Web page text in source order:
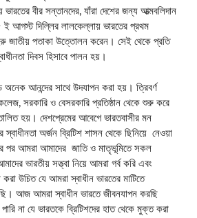
বীর সন্তানদের, যাঁরা দেশের জন্য আত্মবলিদান
আগস্ট দিল্লির লালকেল্লায় ভারতের প্রথম
জাতীয় পতাকা উত্তোলন করেন। সেই থেকে প্রতি
দিবস হিসাবে পালন হয়।
আনন্দের সাথে উদযাপন করা হয়। ত্রিবর্ণ
সরকারি ও বেসরকারি প্রতিষ্ঠান থেকে শুরু করে
হয়। দেশপ্রেমের আবেগে ভারতবাসীর মন
অর্জন ব্রিটিশ শাসন থেকে ছিনিয়ে নেওয়া
পর আমরা আমাদের জাতি ও মাতৃভূমিতে সকল
ভারতীয় সত্ত্বা নিয়ে আমরা গর্ব করি এবং
উচিত যে আমরা স্বাধীন ভারতের মাটিতে
আজ আমরা স্বাধীন ভারতে জীবনযাপন করছি
না যে ভারতকে ব্রিটিশদের হাত থেকে মুক্ত করা